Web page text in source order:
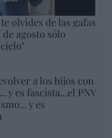
olvides de las gafas
agosto sólo
a los hijos con
y es fascista...el PNV
y es